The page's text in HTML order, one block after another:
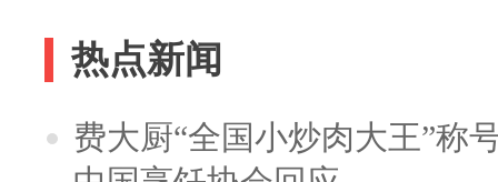
热点新闻
费大厨“全国小炒肉大王”称